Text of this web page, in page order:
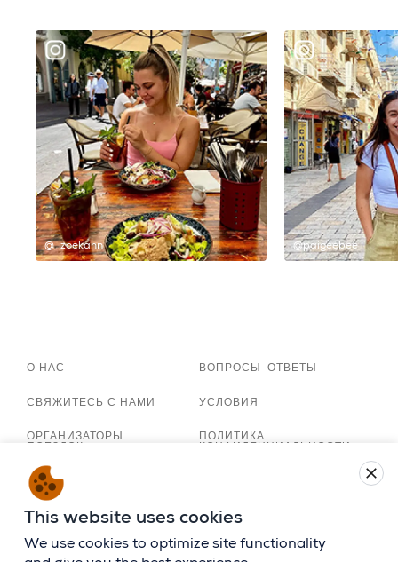
@_zoekahn_ @paigeebee
О НАС
СВЯЖИТЕСЬ С НАМИ
ОРГАНИЗАТОРЫ
ПОЕЗДОК
ВОПРОСЫ-ОТВЕТЫ
УСЛОВИЯ
ПОЛИТИКА
КОНФИДЕНЦИАЛЬНОСТИ
TAGLIT APP
This website uses cookies
We use cookies to optimize site functionality
close